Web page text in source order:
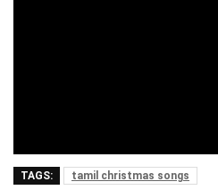
TAGS: tamil christmas songs